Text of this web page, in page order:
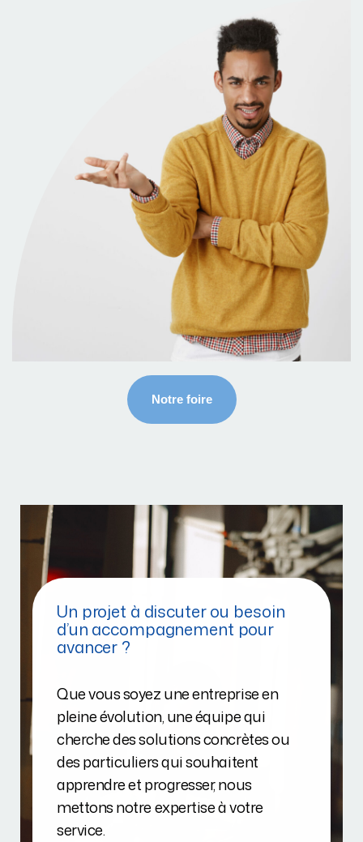
Un projet à discuter ou besoin
d’un accompagnement pour
avancer ?
Que vous soyez une entreprise en
pleine évolution, une équipe qui
cherche des solutions concrètes ou
des particuliers qui souhaitent
apprendre et progresser, nous
mettons notre expertise à votre
service.